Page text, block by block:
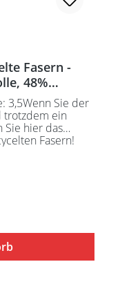
Fasern -
48%
3,5Wenn Sie der
trotzdem ein
Sie hier das
Fasern!
- sehr schonend